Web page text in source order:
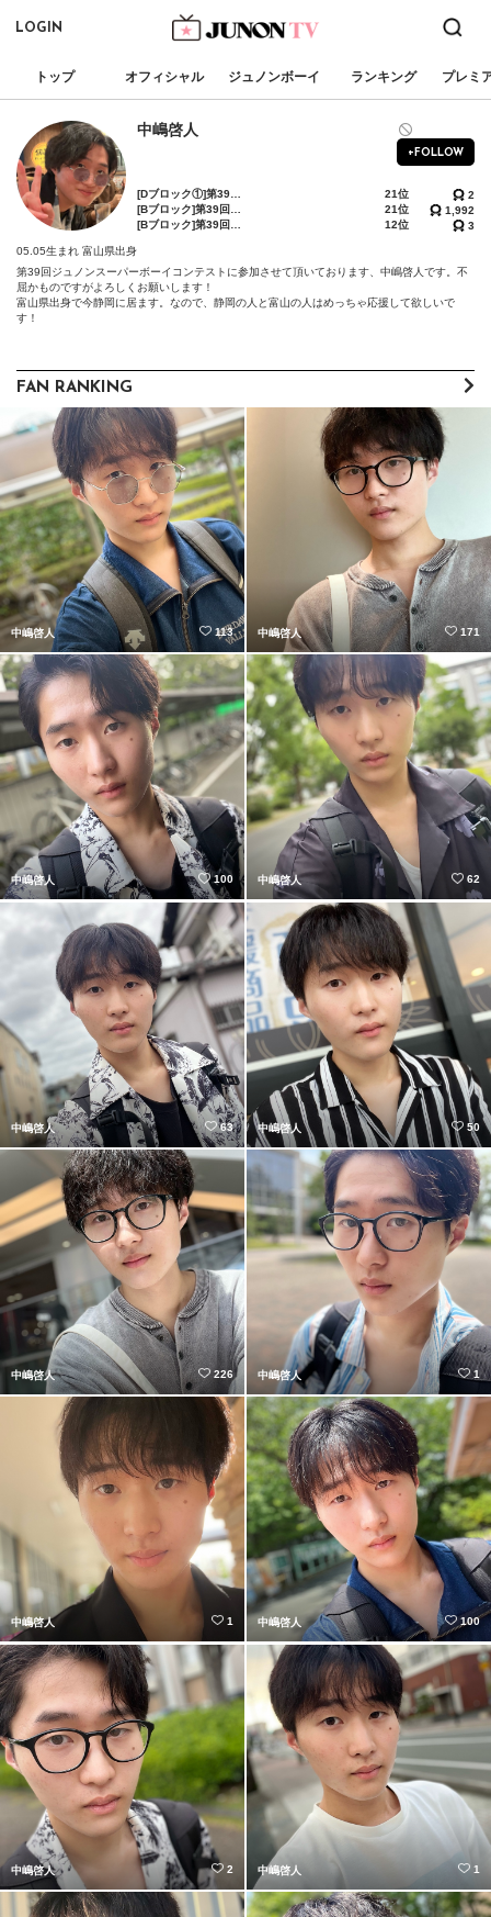
LOGIN
トップ オフィシャル ジュノンボーイ ランキング プレミ
中嶋啓人
+FOLLOW
21位
2
21位
1,992
12位 3
05.05生まれ 富山県出身
第39回ジュノンスーパーボーイコンテストに参加させて頂いております、中嶋啓人です。不
屈かものですがよろしくお願いします！
富山県出身で今静岡に居ます。なので、静岡の人と富山の人はめっちゃ応援して欲しいで
す！
FAN RANKING
中嶋啓人 113 中嶋啓人 171
中嶋啓人 100 中嶋啓人 62
中嶋啓人 63 中嶋啓人 50
中嶋啓人 226 中嶋啓人 1
中嶋啓人 1 中嶋啓人 100
中嶋啓人 2 中嶋啓人 1